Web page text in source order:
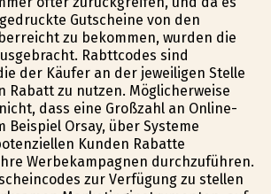
Gutscheine von den
zu bekommen, wurden die
Rabttcodes sind
der Käufer an der jeweiligen Stelle
Rabatt zu nutzen. Möglicherweise
dass eine Großzahl an Online-
Beispiel Orsay, über Systeme
Kunden Rabatte
Werbekampagnen durchzuführen.
zur Verfügung zu stellen